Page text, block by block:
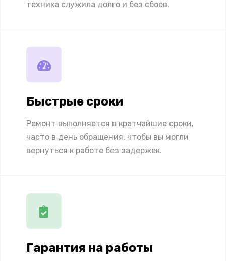
техника служила долго и без сбоев.
Быстрые сроки
Ремонт выполняется в кратчайшие сроки,
часто в день обращения, чтобы вы могли
вернуться к работе без задержек.
Гарантия на работы